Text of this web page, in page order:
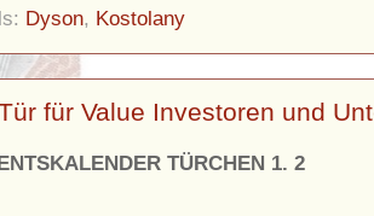
Dyson, Kostolany
für Value Investoren und
TÜRCHEN 1. 2